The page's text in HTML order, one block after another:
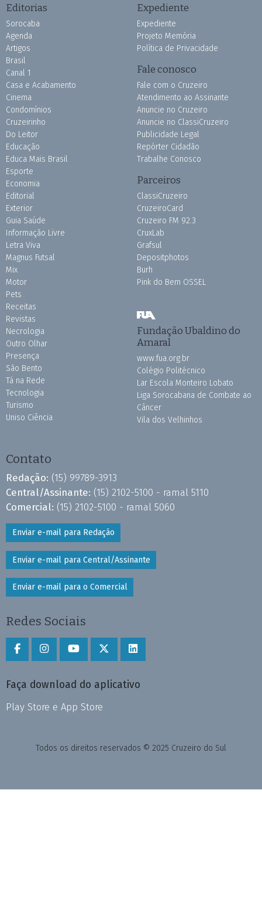
Editorias
Sorocaba
Agenda
Artigos
Brasil
Canal 1
Casa e Acabamento
Cinema
Condomínios
Cruzeirinho
Do Leitor
Educação
Educa Mais Brasil
Esporte
Economia
Editorial
Exterior
Guia Saúde
Informação Livre
Letra Viva
Magnus Futsal
Mix
Motor
Pets
Receitas
Revistas
Necrologia
Outro Olhar
Presença
São Bento
Tá na Rede
Tecnologia
Turismo
Uniso Ciência
Expediente
Expediente
Projeto Memória
Política de Privacidade
Fale conosco
Fale com o Cruzeiro
Atendimento ao Assinante
Anuncie no Cruzeiro
Anuncie no ClassiCruzeiro
Publicidade Legal
Repórter Cidadão
Trabalhe Conosco
Parceiros
ClassiCruzeiro
CruzeiroCard
Cruzeiro FM 92.3
CruxLab
Grafsul
Depositphotos
Burh
Pink do Bem OSSEL
Fundação Ubaldino do
Amaral
www.fua.org.br
Colégio Politécnico
Lar Escola Monteiro Lobato
Liga Sorocabana de Combate ao
Câncer
Vila dos Velhinhos
Contato
Redação: (15) 99789-3913
Central/Assinante: (15) 2102-5100 - ramal 5110
Comercial: (15) 2102-5100 - ramal 5060
Enviar e-mail para Redação
Enviar e-mail para Central/Assinante
Enviar e-mail para o Comercial
Redes Sociais
Faça download do aplicativo
Play Store e App Store
Todos os direitos reservados © 2025 Cruzeiro do Sul